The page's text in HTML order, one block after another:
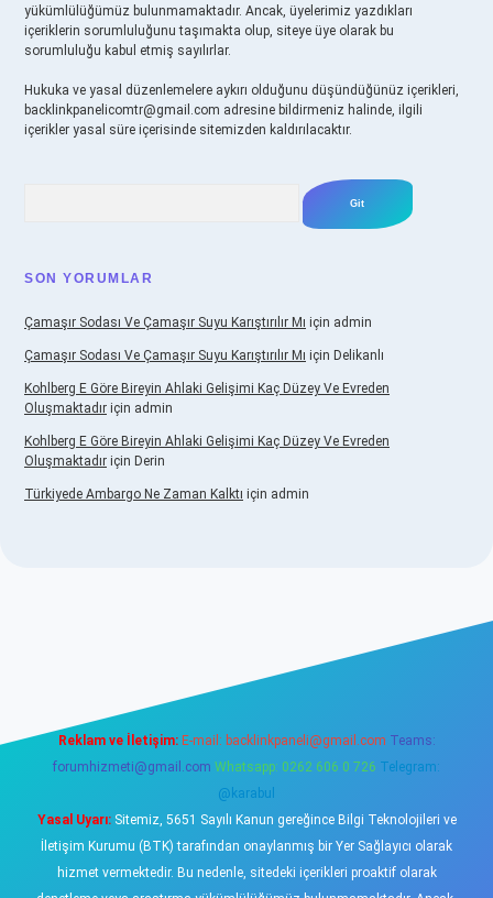
yükümlülüğümüz bulunmamaktadır. Ancak, üyelerimiz yazdıkları
içeriklerin sorumluluğunu taşımakta olup, siteye üye olarak bu
sorumluluğu kabul etmiş sayılırlar.
Hukuka ve yasal düzenlemelere aykırı olduğunu düşündüğünüz içerikleri,
backlinkpanelicomtr@gmail.com adresine bildirmeniz halinde, ilgili
içerikler yasal süre içerisinde sitemizden kaldırılacaktır.
SON YORUMLAR
Çamaşır Sodası Ve Çamaşır Suyu Karıştırılır Mı için admin
Çamaşır Sodası Ve Çamaşır Suyu Karıştırılır Mı için Delikanlı
Kohlberg E Göre Bireyin Ahlaki Gelişimi Kaç Düzey Ve Evreden
Oluşmaktadır için admin
Kohlberg E Göre Bireyin Ahlaki Gelişimi Kaç Düzey Ve Evreden
Oluşmaktadır için Derin
Türkiyede Ambargo Ne Zaman Kalktı için admin
Reklam ve İletişim: E-mail: backlinkpaneli@gmail.com Teams:
forumhizmeti@gmail.com Whatsapp: 0262 606 0 726 Telegram:
@karabul
Yasal Uyarı:Sitemiz, 5651 Sayılı Kanun gereğince Bilgi Teknolojileri ve
İletişim Kurumu (BTK) tarafından onaylanmış bir Yer Sağlayıcı olarak
hizmet vermektedir. Bu nedenle, sitedeki içerikleri proaktif olarak